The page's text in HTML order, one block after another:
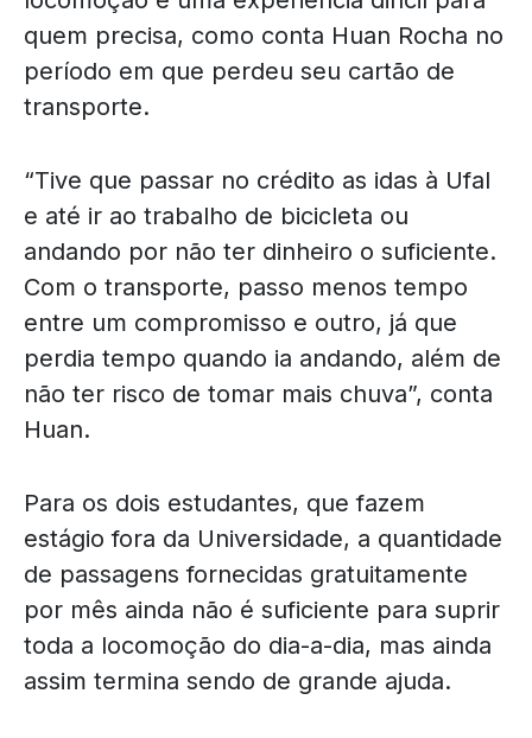
quem precisa, como conta Huan Rocha no
período em que perdeu seu cartão de
transporte.
“Tive que passar no crédito as idas à Ufal
e até ir ao trabalho de bicicleta ou
andando por não ter dinheiro o suficiente.
Com o transporte, passo menos tempo
entre um compromisso e outro, já que
perdia tempo quando ia andando, além de
não ter risco de tomar mais chuva”, conta
Huan.
Para os dois estudantes, que fazem
estágio fora da Universidade, a quantidade
de passagens fornecidas gratuitamente
por mês ainda não é suficiente para suprir
toda a locomoção do dia-a-dia, mas ainda
assim termina sendo de grande ajuda.